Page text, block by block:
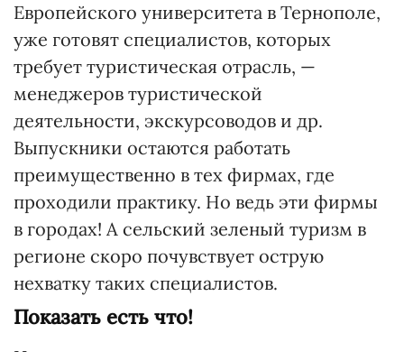
Европейского университета в Тернополе,
уже готовят специалистов, которых
требует туристическая отрасль, —
менеджеров туристической
деятельности, экскурсоводов и др.
Выпускники остаются работать
преимущественно в тех фирмах, где
проходили практику. Но ведь эти фирмы
в городах! А сельский зеленый туризм в
регионе скоро почувствует острую
нехватку таких специалистов.
Показать есть что!